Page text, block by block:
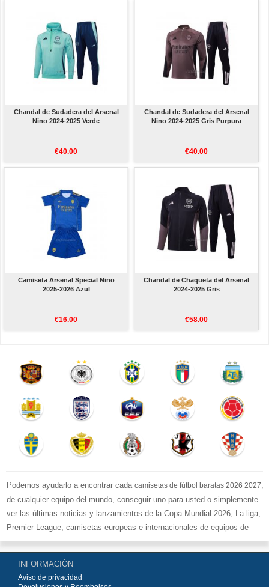
Chandal de Sudadera del Arsenal
Nino 2024-2025 Verde
€40.00
Chandal de Sudadera del Arsenal
Nino 2024-2025 Gris Purpura
€40.00
Camiseta Arsenal Special Nino
2025-2026 Azul
€16.00
Chandal de Chaqueta del Arsenal
2024-2025 Gris
€58.00
Podemos ayudarlo a encontrar cada camisetas de fútbol baratas 2026 2027,
de cualquier equipo del mundo, conseguir uno para usted o simplemente
ver las últimas noticias y lanzamientos de la Copa Mundial 2026, La liga,
Premier League, camisetas europeas e internacionales de equipos de
fútbol y kits.
Comprecamisetas de fútbol baratas replicasen la tienda deportiva
más grande de Europa. ¡Grandes ofertas en todas las camisetas del club
de fútbol, ​​kits europeos e internacionales, todo a los precios más bajos!
INFORMACIÓN
Aviso de privacidad